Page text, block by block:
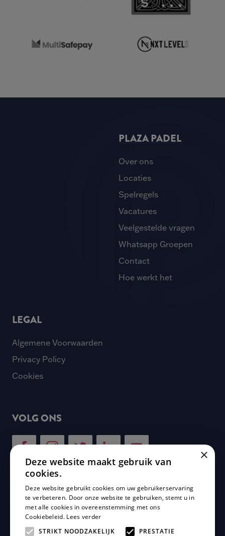
PLAZA PADEL
Over ons
Locaties
Spelregels
Vacatures
Veelgestelde vragen
Whatsapp Groepen
Contact
Hoe werkt het
LEGAL
Algemene Voorwaarden
Privacy Policy
Cookies
VOLG ONS
NIEUWSBRIEF
Schrijf je in voor onze nieuwsbrief en mis geen enkele
update van Plaza Padel!
×
Deze website maakt gebruik van
cookies.
Deze website gebruikt cookies om uw gebruikerservaring
te verbeteren. Door onze website te gebruiken, stemt u in
met alle cookies in overeenstemming met ons
Cookiebeleid. Lees verder
STRIKT NOODZAKELIJK
PRESTATIE